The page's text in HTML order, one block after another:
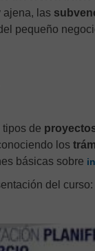
ajena, las
pequeño
de
los
básicas sobre
del curso: